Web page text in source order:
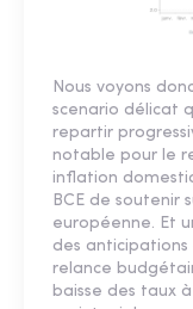
Nous voyons
scenario délicat
repartir
notable pour le
inflation
BCE de soutenir
européenne. Et
des anticipations
relance
baisse des taux